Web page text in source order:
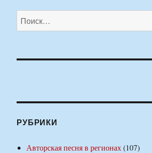
Искать:
РУБРИКИ
Авторская песня в регионах(107)